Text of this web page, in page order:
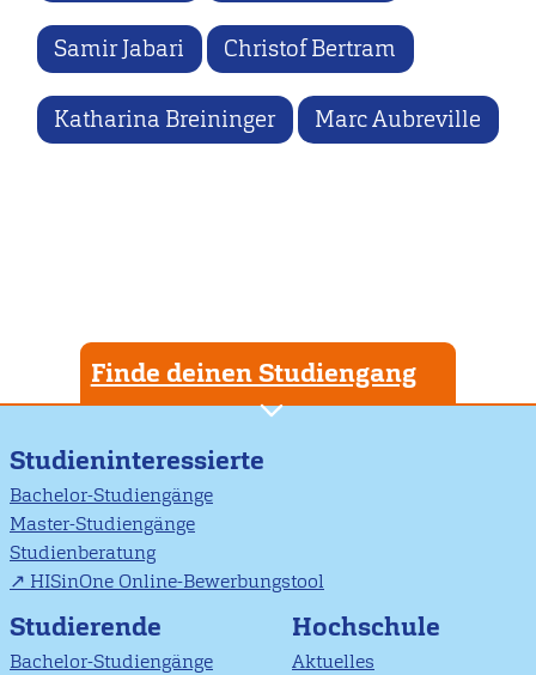
Samir Jabari Christof Bertram
Katharina Breininger Marc Aubreville
Finde deinen Studiengang
Studieninteressierte
Bachelor-Studiengänge
Master-Studiengänge
Studienberatung
HISinOne Online-Bewerbungstool
Studierende
Bachelor-Studiengänge
Hochschule
Aktuelles